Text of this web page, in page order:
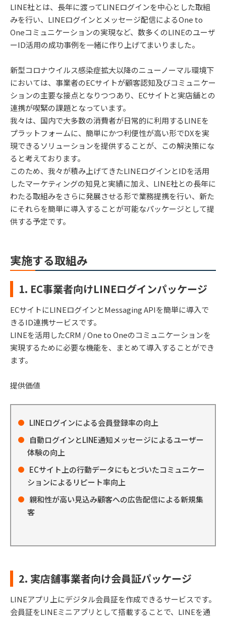
LINE社とは、長年に渡ってLINEログインを中心とした取組
みを行い、LINEログインとメッセージ配信によるOne to
Oneコミュニケーションの実現など、数多くのLINEのユーザ
ーID活用の成功事例を一緒に作り上げてまいりました。
新型コロナウイルス感染症拡大以降のニューノーマル環境下
においては、事業者のECサイトが顧客認知及びコミュニケー
ションの主要な接点となりつつあり、ECサイトと実店舗との
連携が喫緊の課題となっています。
我々は、国内で大多数の消費者が日常的に利用するLINEを
プラットフォームに、簡単にかつ利便性が高い形でDXを実
現できるソリューションを提供することが、この解決策にな
ると考えております。
このため、我々が積み上げてきたLINEログインとIDを活用
したマーケティングの知見と実績に加え、LINE社との長年に
わたる取組みをさらに発展させる形で業務提携を行い、新た
にそれらを簡単に導入することが可能なパッケージとして提
供する予定です。
実施する取組み
1. EC事業者向けLINEログインパッケージ
ECサイトにLINEログインとMessaging APIを簡単に導入で
きるID連携サービスです。
LINEを活用したCRM / One to Oneのコミュニケーションを
実現するために必要な機能を、まとめて導入することができ
ます。
提供価値
LINEログインによる会員登録率の向上
自動ログインとLINE通知メッセージによるユーザー
体験の向上
ECサイト上の行動データにもとづいたコミュニケー
ションによるリピート率向上
親和性が高い見込み顧客への広告配信による新規集
客
2. 実店舗事業者向け会員証パッケージ
LINEアプリ上にデジタル会員証を作成できるサービスです。
会員証をLINEミニアプリとして搭載することで、LINEを通